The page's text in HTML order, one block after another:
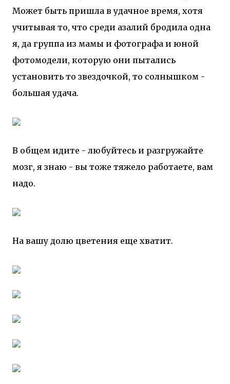
Может быть пришла в удачное время, хотя
учитывая то, что среди азалий бродила одна
я, да группа из мамы и фотографа и юной
фотомодели, которую они пытались
установить то звездочкой, то солнышком -
большая удача.
В общем идите - любуйтесь и разгружайте
мозг, я знаю - вы тоже тяжело работаете, вам
надо.
На вашу долю цветения еще хватит.